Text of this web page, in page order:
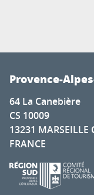
Provence-
64 La Canebière
CS 10009
13231 MARSEILLE
FRANCE